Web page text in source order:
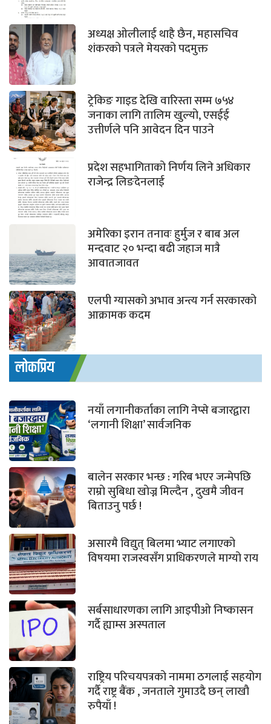
अध्यक्ष ओलीलाई थाहै छैन, महासचिव
शंकरको पत्रले मेयरको पदमुक्त
ट्रेकिङ गाइड देखि वारिस्ता सम्म ७५४
जनाका लागि तालिम खुल्यो, एसईई
उत्तीर्णले पनि आवेदन दिन पाउने
प्रदेश सहभागिताको निर्णय लिने अधिकार
राजेन्द्र लिङदेनलाई
अमेरिका इरान तनावः हुर्मुज र बाब अल
मन्दवाट २० भन्दा बढी जहाज मात्रै
आवातजावत
एलपी ग्यासको अभाव अन्त्य गर्न सरकारको
आक्रामक कदम
लोकप्रिय
नयाँ लगानीकर्ताका लागि नेप्से बजारद्वारा
‘लगानी शिक्षा’ सार्वजनिक
बालेन सरकार भन्छ : गरिब भएर जन्मेपछि
राम्रो सुबिधा खोज्न मिल्दैन , दुखमै जीवन
बिताउनु पर्छ !
असारमै विद्युत् बिलमा भ्याट लगाएको
विषयमा राजस्वसँग प्राधिकरणले माग्यो राय
सर्बसाधारणका लागि आइपीओ निष्कासन
गर्दै ह्याम्स अस्पताल
राष्ट्रिय परिचयपत्रको नाममा ठगलाई सहयोग
गर्दै राष्ट्र बैंक , जनताले गुमाउदै छन् लाखौ
रुपैयाँ !